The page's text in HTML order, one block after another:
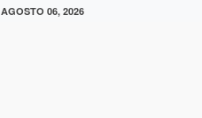
AGOSTO 06, 2026